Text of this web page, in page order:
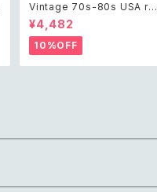
Vintage 70s-80s USA ret
ro safari animal design w
ood beads long necklac
e レトロ アメリカ ヴィンテー
ジ アクセサリー サファリ アニ
マル デザイン ウッド ビーズ
¥4,482
10%OFF